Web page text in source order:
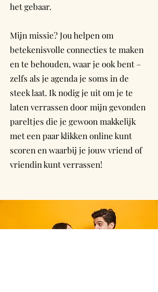
het gebaar.
Mijn missie? Jou helpen om
betekenisvolle connecties te maken
en te behouden, waar je ook bent –
zelfs als je agenda je soms in de
steek laat. Ik nodig je uit om je te
laten verrassen door mijn gevonden
pareltjes die je gewoon makkelijk
met een paar klikken online kunt
scoren en waarbij je jouw vriend of
vriendin kunt verrassen!